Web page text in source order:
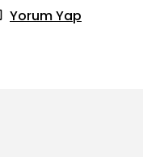
Yorum Yap